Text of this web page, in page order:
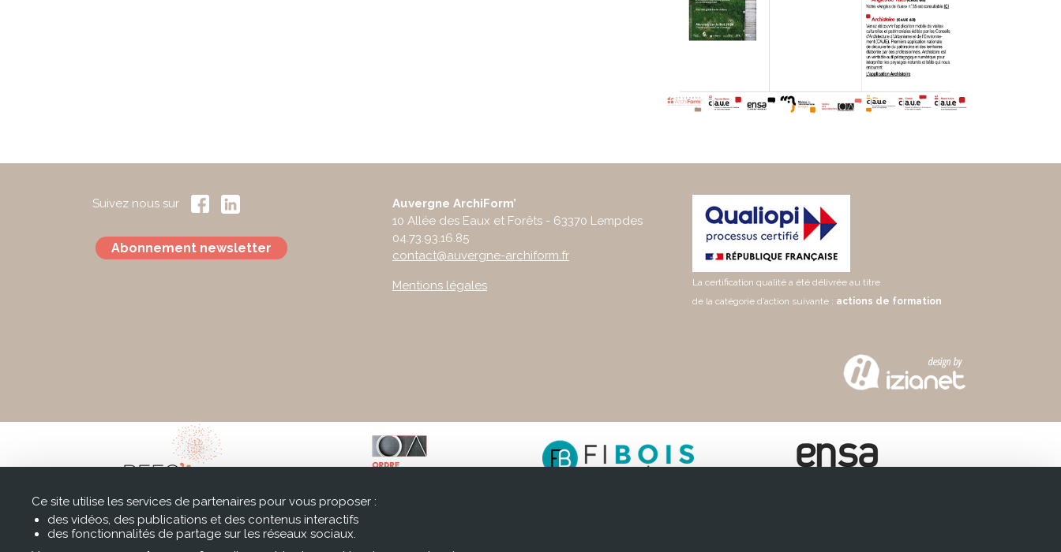
Suivez nous sur
Abonnement newsletter
Auvergne ArchiForm’
10 Allée des Eaux et Forêts - 63370 Lempdes
04.73.93.16.85
contact@auvergne-archiform.fr
Mentions légales
La certification qualité a été délivrée au titre
de la catégorie d’action suivante : actions de formation
Ce site utilise les services de partenaires pour vous proposer :
des vidéos, des publications et des contenus interactifs
des fonctionnalités de partage sur les réseaux sociaux.